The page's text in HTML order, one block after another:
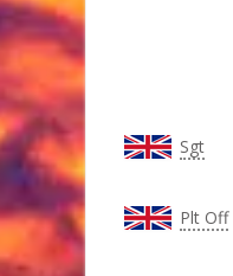
Sgt
Plt Off